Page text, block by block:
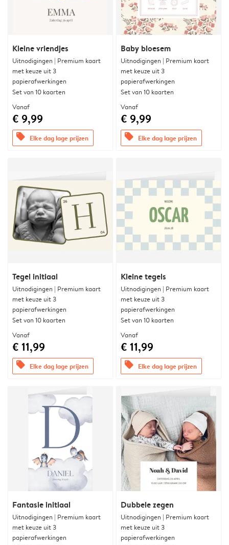
Kleine vriendjes
Uitnodigingen | Premium kaart
met keuze uit 3
papierafwerkingen
Set van 10 kaarten
Vanaf
€ 9,99
offers Elke dag lage prijzen
Baby bloesem
Uitnodigingen | Premium kaart
met keuze uit 3
papierafwerkingen
Set van 10 kaarten
Vanaf
€ 9,99
offers Elke dag lage prijzen
Tegel initiaal
Uitnodigingen | Premium kaart
met keuze uit 3
papierafwerkingen
Set van 10 kaarten
Vanaf
€ 11,99
offers Elke dag lage prijzen
Kleine tegels
Uitnodigingen | Premium kaart
met keuze uit 3
papierafwerkingen
Set van 10 kaarten
Vanaf
€ 11,99
offers Elke dag lage prijzen
Fantasie initiaal
Uitnodigingen | Premium kaart
met keuze uit 3
papierafwerkingen
Dubbele zegen
Uitnodigingen | Premium kaart
met keuze uit 3
papierafwerkingen